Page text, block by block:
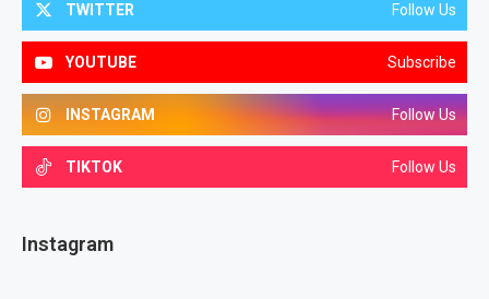
TWITTER Follow Us
YOUTUBE Subscribe
INSTAGRAM Follow Us
TIKTOK Follow Us
Instagram